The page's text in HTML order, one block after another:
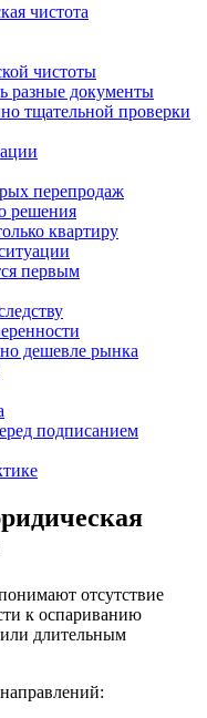
чистота
чистоты
разные документы
тщательной проверки
перепродаж
решения
квартиру
первым
дешевле рынка
подписанием
отсутствие
к оспариванию
или длительным